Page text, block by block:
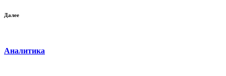
Далее
Аналитика